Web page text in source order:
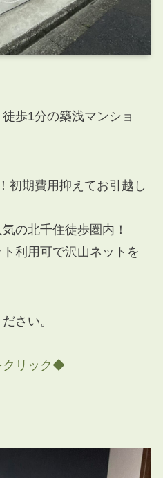
歩1分の築浅マンショ
初期費用抑えてお引越し
の北千住徒歩圏内！
利用可で沢山ネットを
さい。
クリック◆